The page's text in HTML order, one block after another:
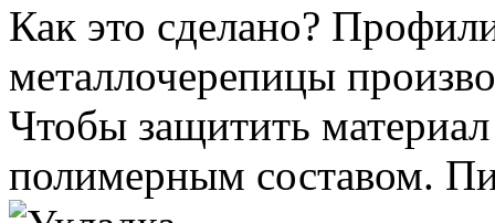
Как это сделано?
металлочерепицы
Чтобы защитить
полимерным составом.